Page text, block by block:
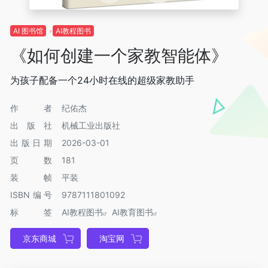
AI 图书馆 AI教程图书
《如何创建一个家教智能体》
为孩子配备一个24小时在线的超级家教助手
作者
纪佑杰
出版社
机械工业出版社
出版日期
2026-03-01
页数
181
装帧
平装
ISBN编号
9787111801092
标签
AI教程图书 AI教育图书
京东商城 淘宝网